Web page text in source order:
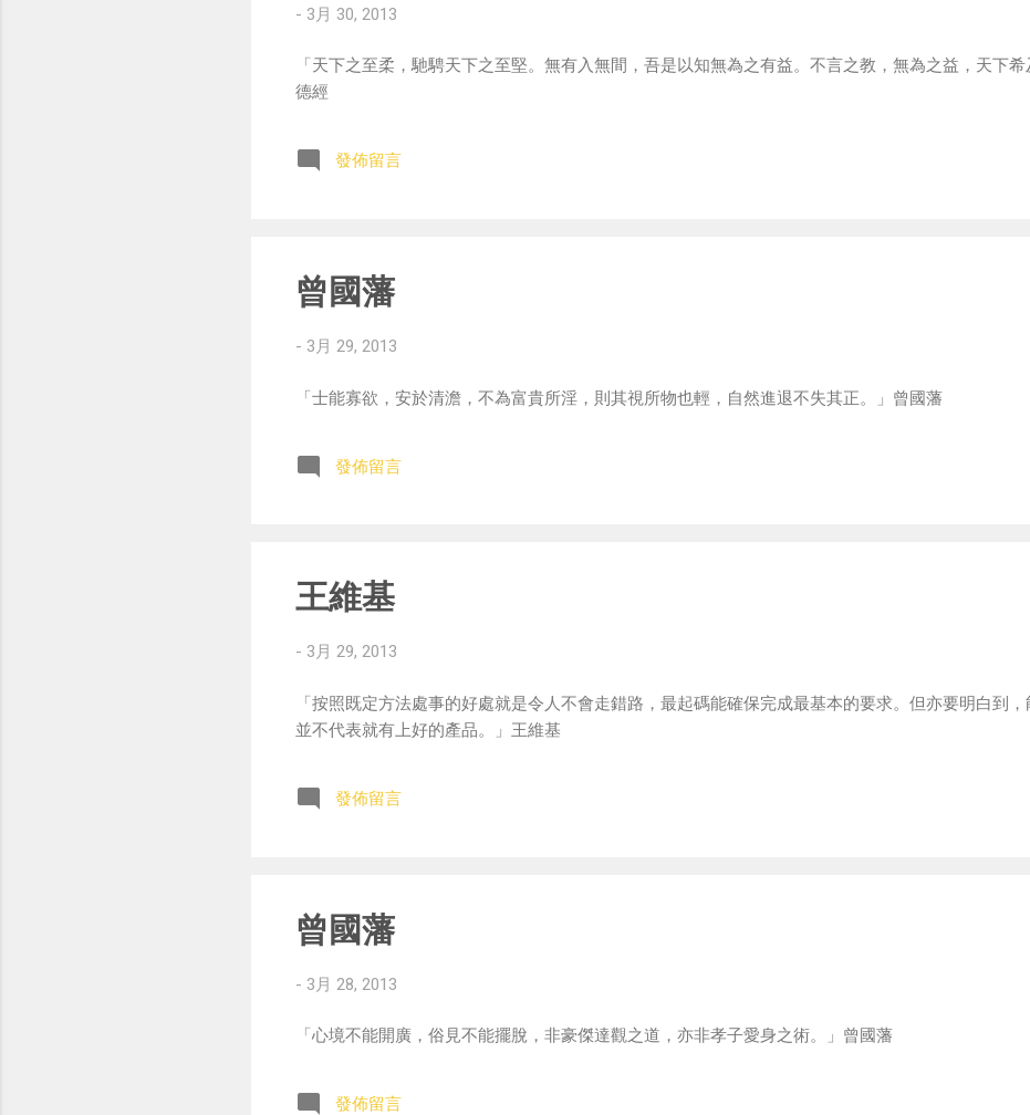
- 3月 30, 2013
「天下之至柔，馳騁天下之至堅。無有入無間，吾是以知無為之有益。不言之教，無為之益，天下
德經
發佈留言
曾國藩
- 3月 29, 2013
「士能寡欲，安於清澹，不為富貴所淫，則其視所物也輕，自然進退不失其正。」曾國藩
發佈留言
王維基
- 3月 29, 2013
「按照既定方法處事的好處就是令人不會走錯路，最起碼能確保完成最基本的要求。但亦要明白到，
並不代表就有上好的產品。」王維基
發佈留言
曾國藩
- 3月 28, 2013
「心境不能開廣，俗見不能擺脫，非豪傑達觀之道，亦非孝子愛身之術。」曾國藩
發佈留言